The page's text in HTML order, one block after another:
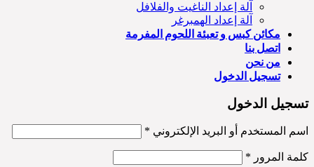
آلة إعداد الناغيت والفلافل
آلة إعداد الهمبرغر
مكائن كبس و تعبئة اللحوم المفرمة
اتصل بنا
من نحن
تسجيل الدخول
تسجيل الدخول
اسم المستخدم أو البريد الإلكتروني *
كلمة المرور *